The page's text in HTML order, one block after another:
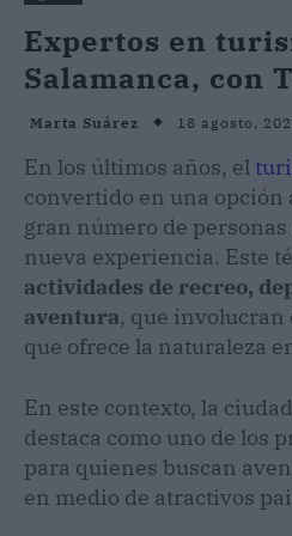
Expertos en
Salamanca, con
Marta Suárez 18 agosto,
En los últimos años, el
convertido en una opción
gran número de
nueva experiencia. Este
actividades de recreo,
aventura, que involucran
que ofrece la naturaleza
En este contexto, la
destaca como uno de los
para quienes buscan
en medio de atractivos